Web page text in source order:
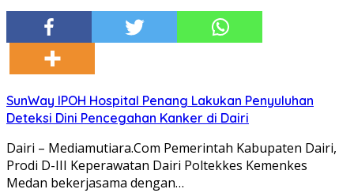
SunWay IPOH Hospital Penang Lakukan Penyuluhan
Deteksi Dini Pencegahan Kanker di Dairi
Dairi – Mediamutiara.Com Pemerintah Kabupaten Dairi,
Prodi D-III Keperawatan Dairi Poltekkes Kemenkes
Medan bekerjasama dengan…